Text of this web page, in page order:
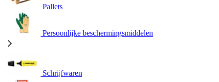
Pallets
Persoonlijke beschermingsmiddelen
Schrijfwaren